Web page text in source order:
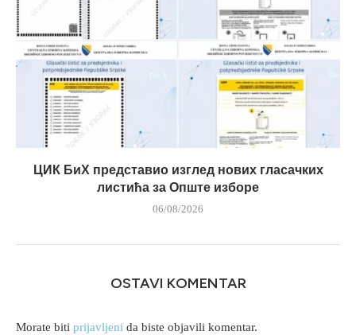
ЦИК БиХ представио изглед нових гласачких
листића за Опште изборе
06/08/2026
OSTAVI KOMENTAR
Morate biti prijavljeni da biste objavili komentar.